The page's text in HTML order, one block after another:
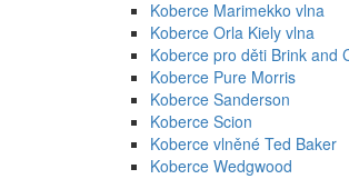
Koberce Marimekko vlna
Koberce Orla Kiely vlna
Koberce pro děti Brink and
Koberce Pure Morris
Koberce Sanderson
Koberce Scion
Koberce vlněné Ted Baker
Koberce Wedgwood